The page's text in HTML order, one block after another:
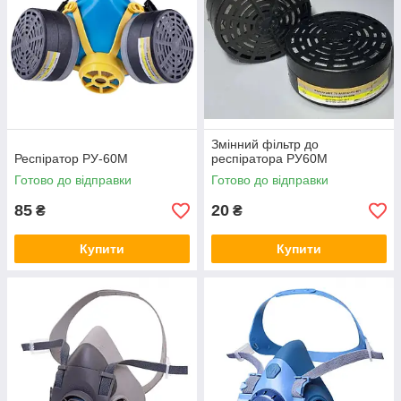
Респіратор РУ-60М
Готово до відправки
85 ₴
Купити
Змінний фільтр до
респіратора РУ60М
Готово до відправки
20 ₴
Купити